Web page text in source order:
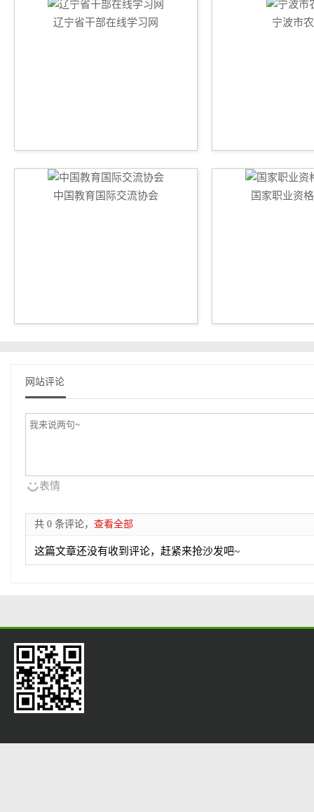
辽宁省干部在线学习网 宁波市
中国教育国际交流协会 国家职业资
网站评论
表情
共 0 条评论， 查看全部
这篇文章还没有收到评论，赶紧来抢沙发吧~